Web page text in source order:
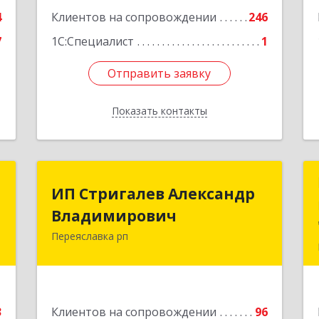
Клиентов на сопровождении
246
1С:Специалист
1
Отправить заявку
Показать контакты
Отправить заявку
Назад
ИП Стригалев Александр
Владимирович
Переяславка рп
Клиентов на сопровождении 96
Владимирович
682910, Хабаровский край, Имени
Подробнее